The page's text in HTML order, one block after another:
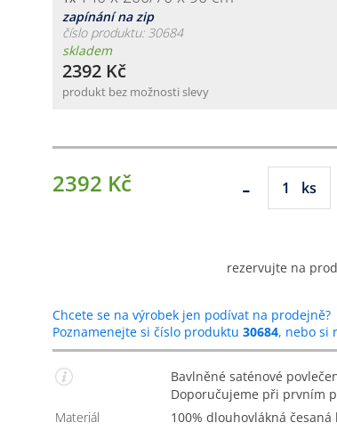
zapínání na zip
číslo produktu: 30684
skladem
2392 Kč
produkt bez možnosti slevy
2392 Kč - ks
rezervujte na
Chcete se na výrobek jen podívat na prodejně?
Poznamenejte si číslo produktu 30684, nebo si
Bavlněné saténové povlečení s modrobílými vzory.
Doporučujeme při prvním
Materiál
100% dlouhovlákná česaná